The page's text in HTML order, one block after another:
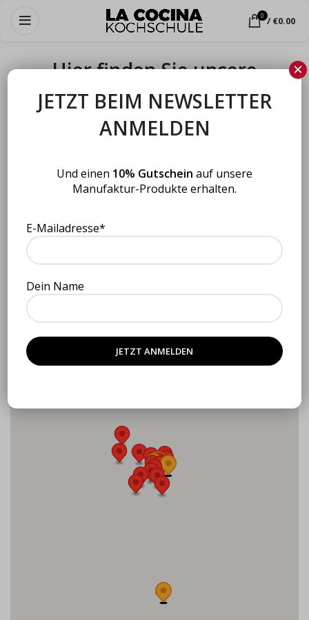
0 / €0.00
Hier finden Sie unsere
Produkte im Einzelhandel
Hier finden Sie unsere Produkte im Einzelhandel
JETZT BEIM NEWSLETTER
ANMELDEN
Und einen 10% Gutschein auf unsere
Manufaktur-Produkte erhalten.
E-Mailadresse*
Dein Name
×